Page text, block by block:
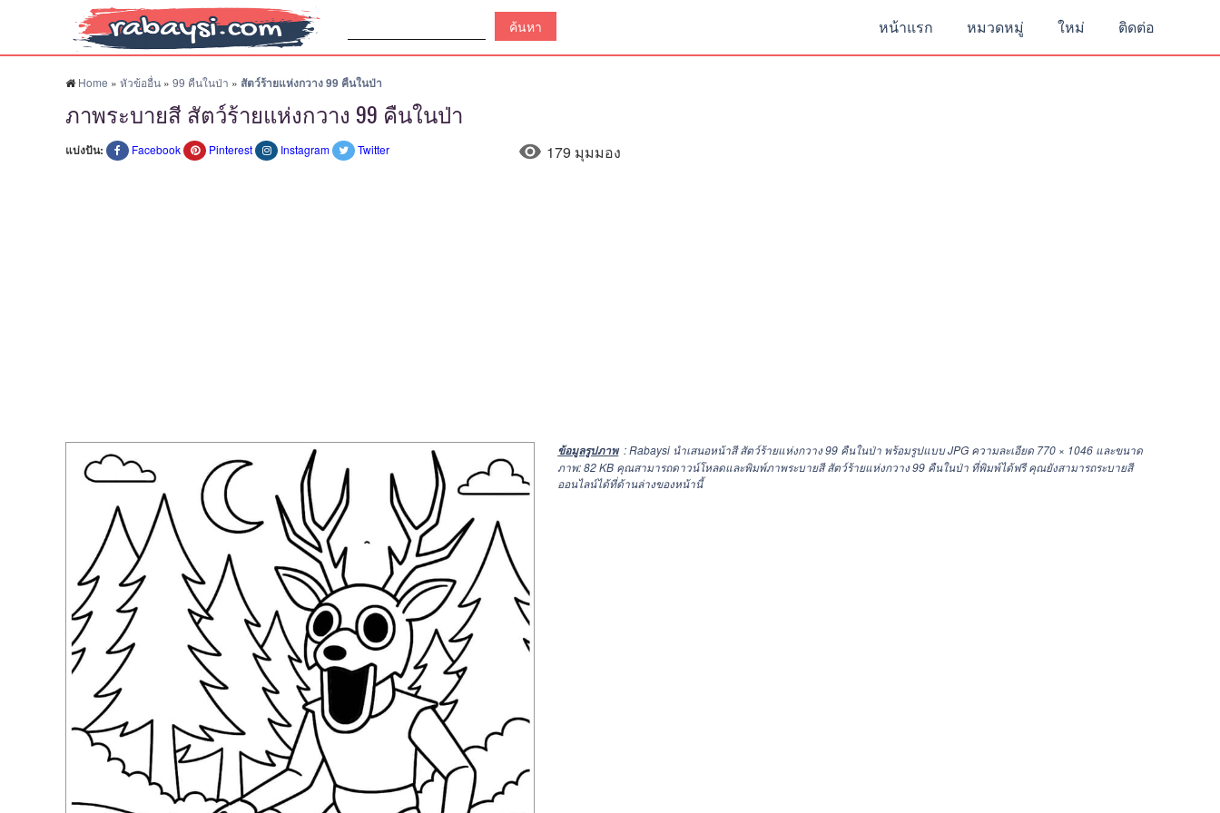
หน้าแรก หมวดหมู่ ใหม่ ติดต่อ
Home » หัวข้ออื่น » 99 คืนในป่า » สัตว์ร้ายแห่งกวาง 99 คืนในป่า
ภาพระบายสี สัตว์ร้ายแห่งกวาง 99 คืนในป่า
แบ่งปัน: Facebook Pinterest Instagram Twitter 179 มุมมอง
ข้อมูลรูปภาพ : Rabaysi นำเสนอหน้าสี สัตว์ร้ายแห่งกวาง 99 คืนในป่า พร้อมรูปแบบ JPG ความละเอียด 770 × 1046 และขนาด
ภาพ: 82 KB คุณสามารถดาวน์โหลดและพิมพ์ภาพระบายสี สัตว์ร้ายแห่งกวาง 99 คืนในป่า ที่พิมพ์ได้ฟรี คุณยังสามารถระบายสี
ออนไลน์ได้ที่ด้านล่างของหน้านี้